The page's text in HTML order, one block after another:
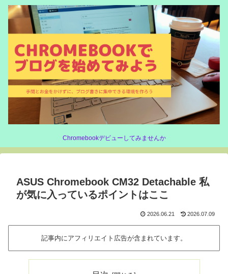
Chromebookデビューしてみませんか
ASUS Chromebook CM32 Detachable 私
が気に入っているポイントはここ
2026.06.21 2026.07.09
記事内にアフィリエイト広告が含まれています。